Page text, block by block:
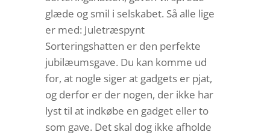
glæde og smil i selskabet. Så alle lige
er med: Juletræspynt
Sorteringshatten er den perfekte
jubilæumsgave. Du kan komme ud
for, at nogle siger at gadgets er pjat,
og derfor er der nogen, der ikke har
lyst til at indkøbe en gadget eller to
som gave. Det skal dog ikke afholde